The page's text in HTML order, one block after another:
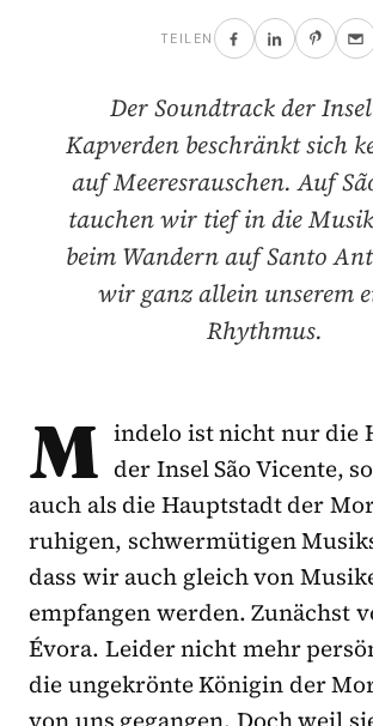
TEILEN
Der Soundtrack der
Kapverden beschränkt sich
auf Meeresrauschen. Auf
tauchen wir tief in die
beim Wandern auf Santo
wir ganz allein unserem
Rhythmus.
M indelo ist nicht nur die
der Insel São Vicente,
auch als die Hauptstadt der
ruhigen, schwermütigen
dass wir auch gleich von
empfangen werden. Zunächst
Évora. Leider nicht mehr
die ungekrönte Königin der